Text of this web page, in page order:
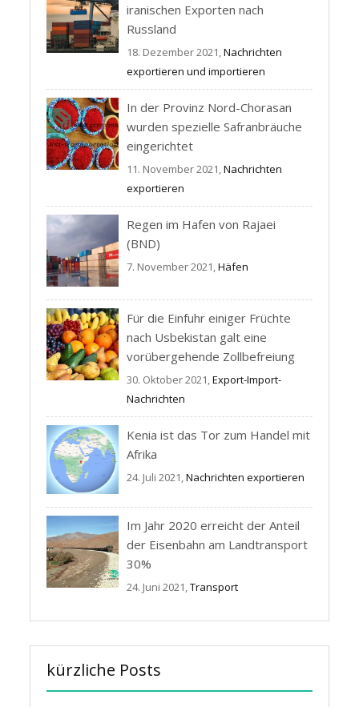
iranischen Exporten nach
Russland
18. Dezember 2021,Nachrichten
exportieren und importieren
In der Provinz Nord-Chorasan
wurden spezielle Safranbräuche
eingerichtet
11. November 2021,Nachrichten
exportieren
Regen im Hafen von Rajaei
(BND)
7. November 2021,Häfen
Für die Einfuhr einiger Früchte
nach Usbekistan galt eine
vorübergehende Zollbefreiung
30. Oktober 2021,Export-Import-
Nachrichten
Kenia ist das Tor zum Handel mit
Afrika
24. Juli 2021,Nachrichten exportieren
Im Jahr 2020 erreicht der Anteil
der Eisenbahn am Landtransport
30%
24. Juni 2021,Transport
kürzliche Posts